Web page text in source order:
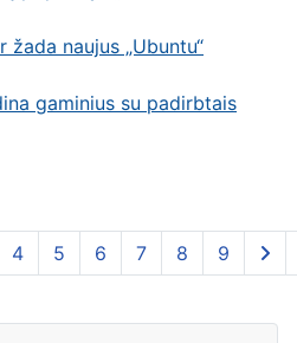
žada naujus „Ubuntu“
gaminius su padirbtais
4 5 6 7 8 9